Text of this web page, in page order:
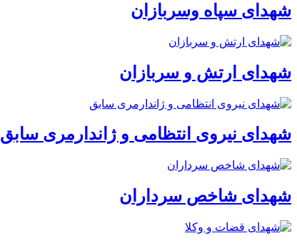
شهدای سپاه وسربازان
شهدای ارتش و سربازان
شهدای نیروی انتظامی و ژاندارمری سابق
شهدای شاخص سرداران